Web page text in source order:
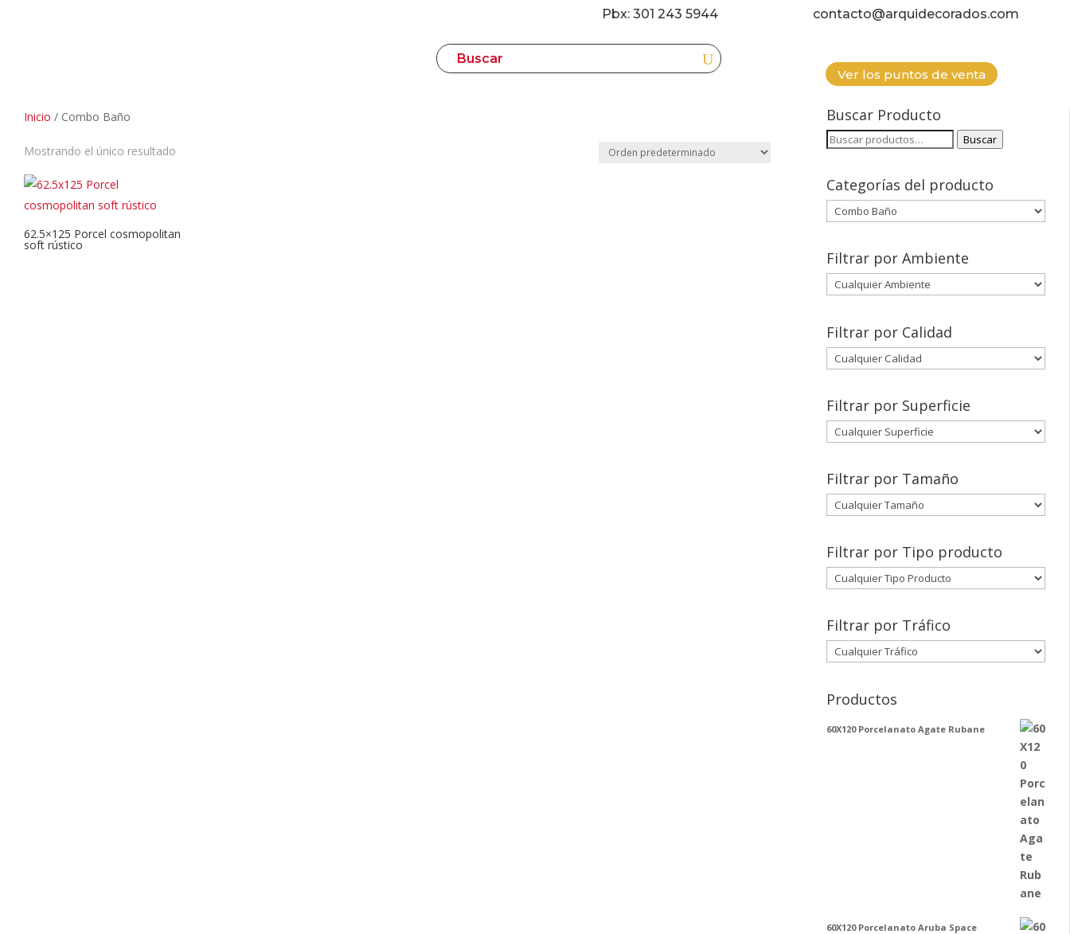
Pbx: 301 243 5944 contacto@arquidecorados.com
Ver los puntos de venta
Inicio / Combo Baño
Mostrando el único resultado
62.5×125 Porcel cosmopolitan
soft rústico
Buscar Producto
Buscar
Buscar
Categorías del producto
Filtrar por Ambiente
Filtrar por Calidad
Filtrar por Superficie
Filtrar por Tamaño
Filtrar por Tipo producto
Filtrar por Tráfico
Productos
60X120 Porcelanato Agate Rubane
60X120 Porcelanato Aruba Space